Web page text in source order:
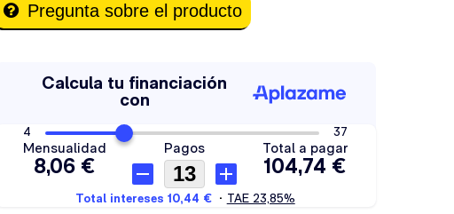
Pregunta sobre el producto